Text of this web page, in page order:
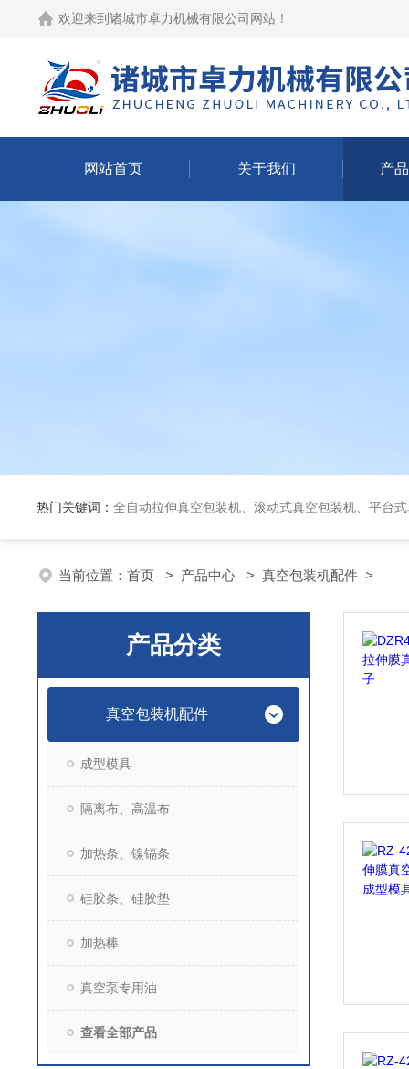
欢迎来到 诸城市卓力机械有限公司网站 ！
网站首页 关于我们 产
热门关键词： 全自动拉伸真空包装机、滚动式真空包装机、平台式真空包装机、大米定量
当前位置： 首页 > 产品中心 > 真空包装机配件 >
产品分类
真空包装机配件
成型模具
隔离布、高温布
加热条、镍镉条
硅胶条、硅胶垫
加热棒
真空泵专用油
查看全部产品